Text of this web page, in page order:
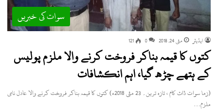
سوات کی خبریں
ایڈیٹر مئی 24, 2018 0
121
کتوں کا قیمہ بناکر فروخت کرنے والا ملزم پولیس
کے ہتھے چڑھ گیا، اہم انکشافات
(زما سوات ڈاٹ کام ، تازہ ترین۔ 23 مئی 2018ء) کتوں کا قیمہ بناکر فروخت کرنے والا عادل نامی
ملزم…